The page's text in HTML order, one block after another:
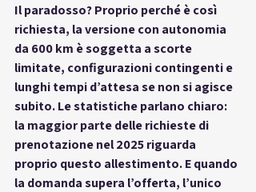
Il paradosso? Proprio perché è così
richiesta, la versione con autonomia
da 600 km è soggetta a scorte
limitate, configurazioni contingenti e
lunghi tempi d’attesa se non si agisce
subito. Le statistiche parlano chiaro:
la maggior parte delle richieste di
prenotazione nel 2025 riguarda
proprio questo allestimento. E quando
la domanda supera l’offerta, l’unico